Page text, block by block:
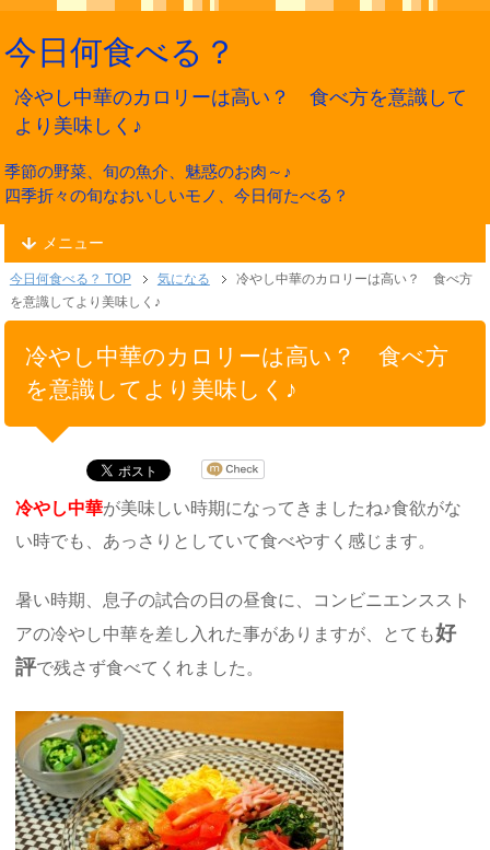
今日何食べる？
冷やし中華のカロリーは高い？ 食べ方を意識して
より美味しく♪
季節の野菜、旬の魚介、魅惑のお肉～♪
四季折々の旬なおいしいモノ、今日何たべる？
メニュー
今日何食べる？ TOP 気になる
冷やし中華のカロリーは高い？ 食べ方
を意識してより美味しく♪
冷やし中華のカロリーは高い？ 食べ方
を意識してより美味しく♪
冷やし中華が美味しい時期になってきましたね♪食欲がな
い時でも、あっさりとしていて食べやすく感じます。
暑い時期、息子の試合の日の昼食に、コンビニエンススト
アの冷やし中華を差し入れた事がありますが、とても好
評で残さず食べてくれました。